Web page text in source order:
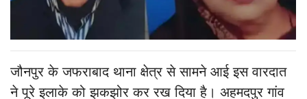
जौनपुर के जफराबाद थाना क्षेत्र से सामने आई इस वारदात
ने पूरे इलाके को झकझोर कर रख दिया है। अहमदपुर गांव